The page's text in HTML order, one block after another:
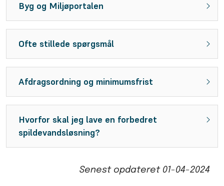
Byg og Miljøportalen
Ofte stillede spørgsmål
Afdragsordning og minimumsfrist
Hvorfor skal jeg lave en forbedret
spildevandsløsning?
Senest opdateret 01-04-2024